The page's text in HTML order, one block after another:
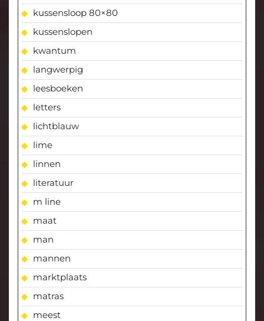
kussensloop 80×80
kussenslopen
kwantum
langwerpig
leesboeken
letters
lichtblauw
lime
linnen
literatuur
m line
maat
man
mannen
marktplaats
matras
meest